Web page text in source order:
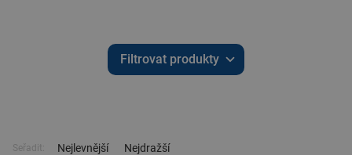
Filtrovat produkty
Seřadit: Nejlevnější Nejdražší